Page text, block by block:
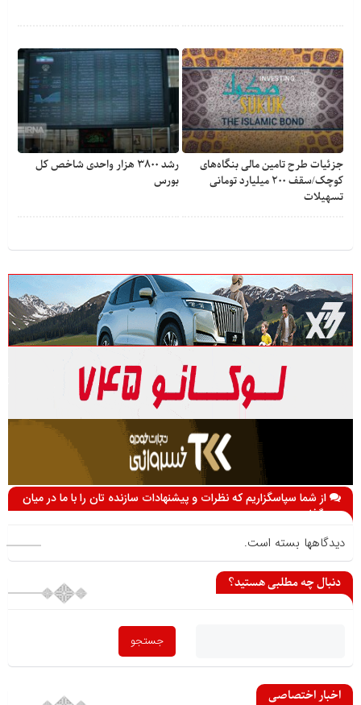
جزئیات طرح تامین مالی بنگاه‌های
کوچک/سقف ۲۰۰ میلیارد تومانی
تسهیلات
رشد ۳۸۰۰ هزار واحدی شاخص کل
بورس
از شما سپاسگزاریم که نظرات و پیشنهادات سازنده تان را با ما در میان
می گذارید
دیدگاهها بسته است.
دنبال چه مطلبی هستید؟
اخبار اختصاصی